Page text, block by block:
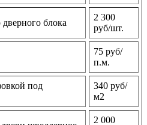
блока
2 300
руб/шт.
75 руб/
п.м.
под
340 руб/
м2
2 000